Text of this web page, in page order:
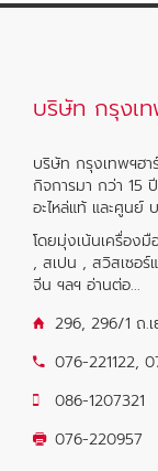
บริษัท กรุงเ
บริษัท กรุงเทพฯฮา
กิจการมา กว่า 15
อะไหล่แท้ และศูนย์
โดยมุ่งเน้นเครื่อง
, สเปน , สวิสเซอ
จีน ฯลฯ อ่านต่อ...
296, 296/1 ถ.
076-221122,
086-1207321
076-220957